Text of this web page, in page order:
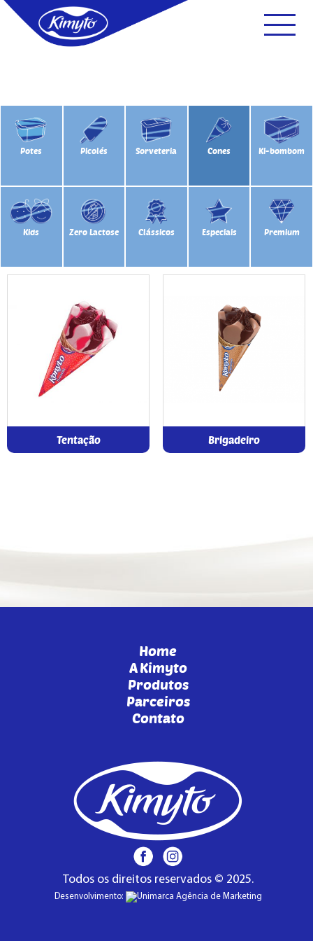
Potes Picolés Sorveteria Cones Ki-bombom
Kids Zero Lactose Clássicos Especiais Premium
Tentação Brigadeiro
Home
A Kimyto
Produtos
Parceiros
Contato
Todos os direitos reservados © 2025.
Desenvolvimento: